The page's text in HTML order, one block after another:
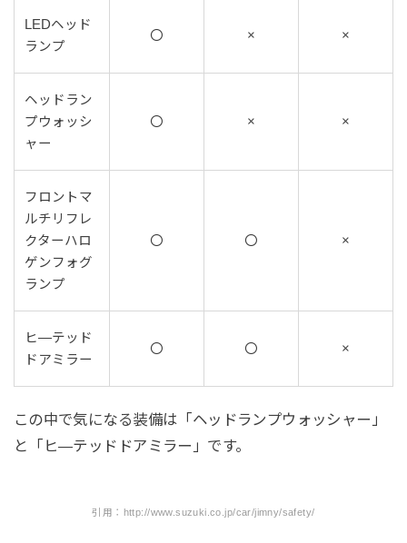
LEDヘッド
ランプ
〇 × ×
ヘッドラン
プウォッシ
ャー
〇 × ×
フロントマ
ルチリフレ
クターハロ
ゲンフォグ
ランプ
〇 〇 ×
ヒ―テッド
ドアミラー
〇 〇 ×
この中で気になる装備は「ヘッドランプウォッシャー」
と「ヒ―テッドドアミラー」です。
引用：http://www.suzuki.co.jp/car/jimny/safety/